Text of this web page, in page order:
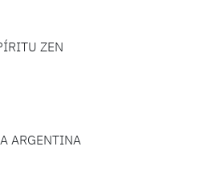
ZEN
ARGENTINA